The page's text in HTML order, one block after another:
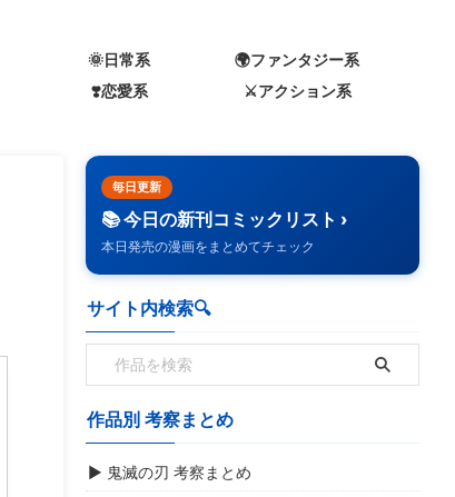
🌞日常系
🌍️ファンタジー系
❣️恋愛系
⚔️アクション系
毎日更新
📚 今日の新刊コミックリスト ›
本日発売の漫画をまとめてチェック
サイト内検索🔍️
作品別 考察まとめ
▶ 鬼滅の刃 考察まとめ